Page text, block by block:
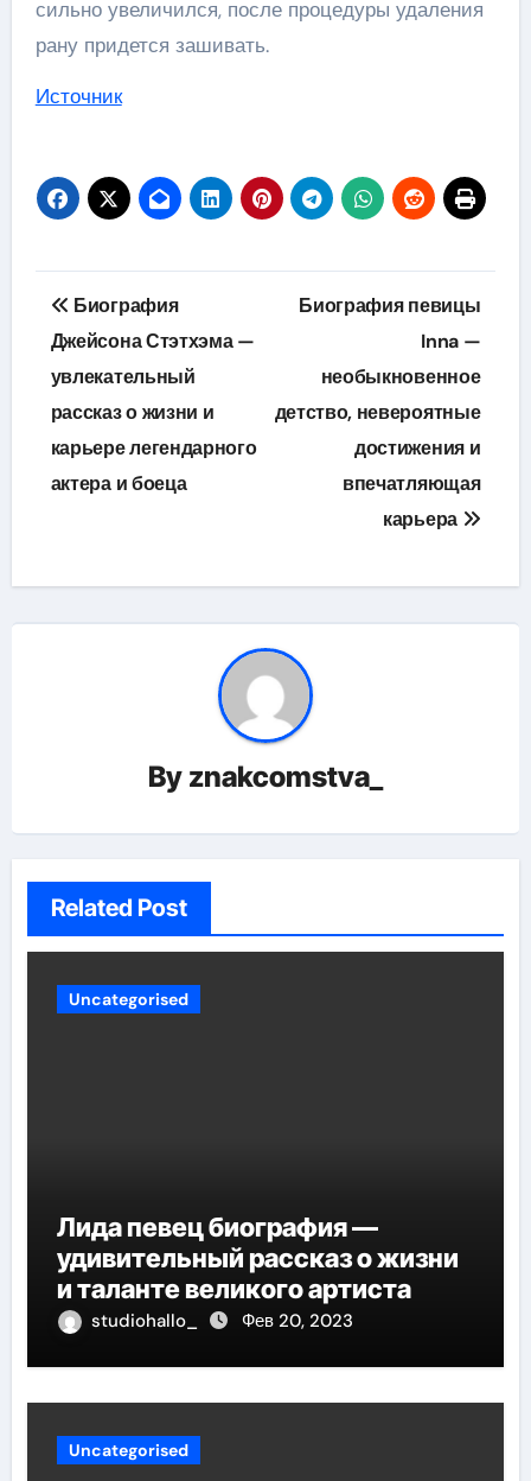
сильно увеличился, после процедуры удаления
рану придется зашивать.
Источник
Навигация
по
записям
Биография
Джейсона Стэтхэма —
увлекательный
рассказ о жизни и
карьере легендарного
актера и боеца
Биография певицы
Inna —
необыкновенное
детство, невероятные
достижения и
впечатляющая
карьера
By znakcomstva_
Related Post
Uncategorised
Лида певец биография —
удивительный рассказ о жизни
и таланте великого артиста
studiohallo_ Фев 20, 2023
Uncategorised